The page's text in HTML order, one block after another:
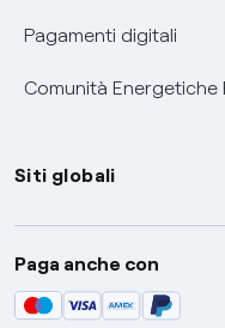
Pagamenti digitali
Comunità Energetiche
Siti globali
Enel Group
Enel Green Power
Paga anche con